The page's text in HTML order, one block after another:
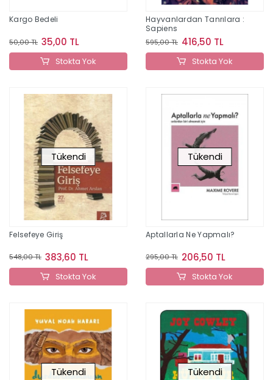
Kargo Bedeli
50,00 TL 35,00 TL
Stokta Yok
Hayvanlardan Tanrılara :
Sapiens
595,00 TL 416,50 TL
Stokta Yok
Tükendi
Felsefeye Giriş
548,00 TL 383,60 TL
Stokta Yok
Tükendi
Aptallarla Ne Yapmalı?
295,00 TL 206,50 TL
Stokta Yok
Tükendi Tükendi